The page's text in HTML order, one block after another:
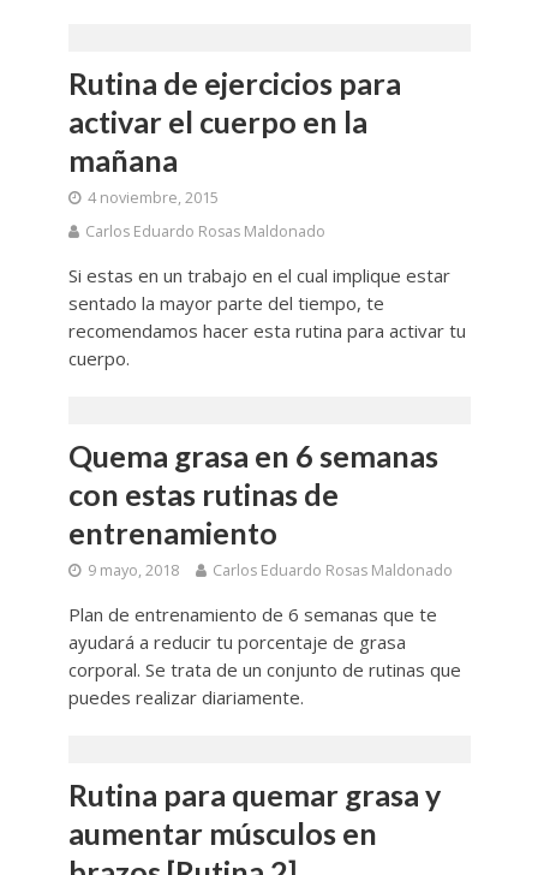
Rutina de ejercicios para
activar el cuerpo en la
mañana
4 noviembre, 2015
Carlos Eduardo Rosas Maldonado
Si estas en un trabajo en el cual implique estar
sentado la mayor parte del tiempo, te
recomendamos hacer esta rutina para activar tu
cuerpo.
Quema grasa en 6 semanas
con estas rutinas de
entrenamiento
9 mayo, 2018 Carlos Eduardo Rosas Maldonado
Plan de entrenamiento de 6 semanas que te
ayudará a reducir tu porcentaje de grasa
corporal. Se trata de un conjunto de rutinas que
puedes realizar diariamente.
Rutina para quemar grasa y
aumentar músculos en